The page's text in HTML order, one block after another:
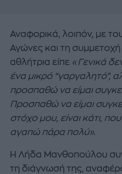
Αναφορικά, λοιπόν, με
Αγώνες και τη
αθλήτρια είπε «Γενικά
ένα μικρό “γαργαλητό”,
προσπαθώ να είμαι
Προσπαθώ να είμαι
στόχο μου, είναι κάτι,
αγαπώ πάρα πολύ».
Η Λήδα Μανθοπούλου
τη διάγνωσή της,